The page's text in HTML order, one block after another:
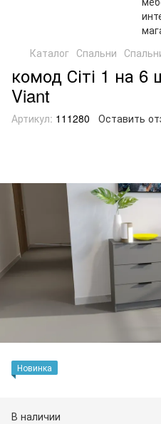
Каталог Спальни
комод Сіті 1 на
Viant
Артикул: 111280 Оставить
Новинка
В наличии